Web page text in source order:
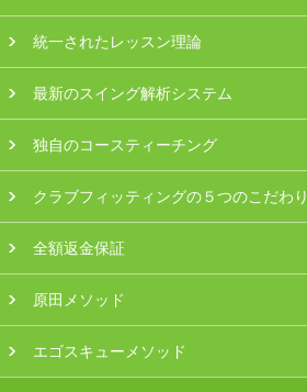
統一されたレッスン理論
最新のスイング解析システム
独自のコースティーチング
クラブフィッティングの５つのこだわり
全額返金保証
原田メソッド
エゴスキューメソッド